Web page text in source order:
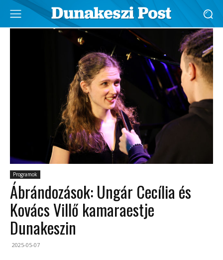
Programok
Ábrándozások: Ungár Cecília és
Kovács Villő kamaraestje
Dunakeszin
2025-05-07